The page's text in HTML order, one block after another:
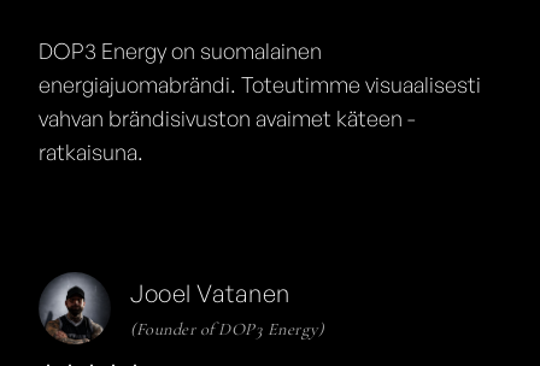
DOP3 Energy on suomalainen
energiajuomabrändi. Toteutimme visuaalisesti
vahvan brändisivuston avaimet käteen -
ratkaisuna.
Jooel Vatanen
(Founder of DOP3 Energy)